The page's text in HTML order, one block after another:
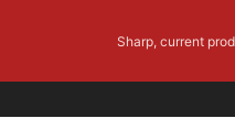
Sharp, current